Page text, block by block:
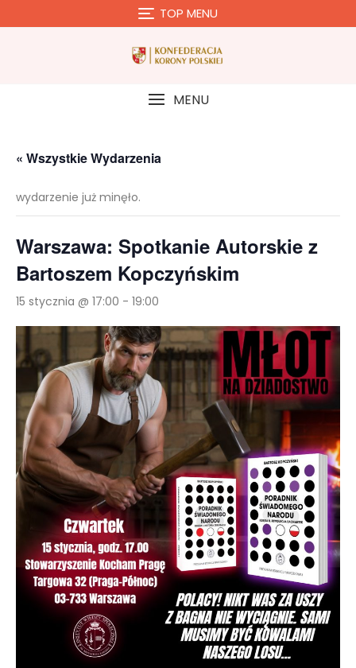
to
TOP MENU
MENU
« Wszystkie Wydarzenia
wydarzenie już minęło.
Warszawa: Spotkanie Autorskie z
Bartoszem Kopczyńskim
15 stycznia @ 17:00 - 19:00